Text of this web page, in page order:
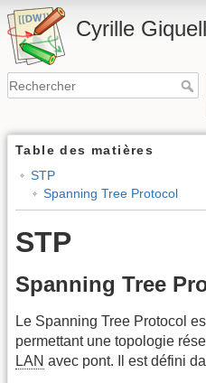
Cyrille
Table des matières
STP
Spanning Tree Protocol
STP
Spanning Tree
Le Spanning Tree Protocol
permettant une topologie
LAN avec pont. Il est défini